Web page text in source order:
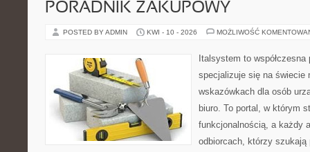
PORADNIK ZAKUPOWY
POSTED BY ADMIN KWI - 10 - 2026 MOŻLIWOŚĆ
Italsystem to
specjalizuje się na świecie
wskazówkach dla osób
biuro. To portal, w którym
funkcjonalnością, a każdy
odbiorcach, którzy szukają